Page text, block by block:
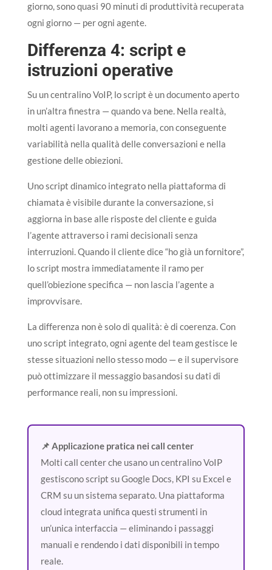
giorno, sono quasi 90 minuti di produttività recuperata
ogni giorno — per ogni agente.
Differenza 4: script e
istruzioni operative
Su un centralino VoIP, lo script è un documento aperto
in un’altra finestra — quando va bene. Nella realtà,
molti agenti lavorano a memoria, con conseguente
variabilità nella qualità delle conversazioni e nella
gestione delle obiezioni.
Uno script dinamico integrato nella piattaforma di
chiamata è visibile durante la conversazione, si
aggiorna in base alle risposte del cliente e guida
l’agente attraverso i rami decisionali senza
interruzioni. Quando il cliente dice “ho già un fornitore”,
lo script mostra immediatamente il ramo per
quell’obiezione specifica — non lascia l’agente a
improvvisare.
La differenza non è solo di qualità: è di coerenza. Con
uno script integrato, ogni agente del team gestisce le
stesse situazioni nello stesso modo — e il supervisore
può ottimizzare il messaggio basandosi su dati di
performance reali, non su impressioni.
📌 Applicazione pratica nei call center
Molti call center che usano un centralino VoIP
gestiscono script su Google Docs, KPI su Excel e
CRM su un sistema separato. Una piattaforma
cloud integrata unifica questi strumenti in
un’unica interfaccia — eliminando i passaggi
manuali e rendendo i dati disponibili in tempo
reale.